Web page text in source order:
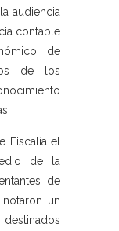
audiencia
contable
de
de los
Fiscalía el
de la
de
un